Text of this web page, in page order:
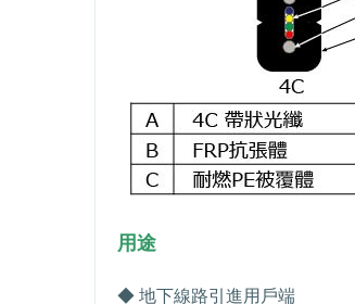
用途
◆ 地下線路引進用戶端